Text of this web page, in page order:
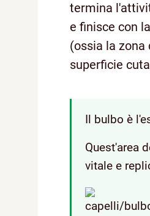
termina
e finisce con
(ossia la
superficie
Il bulbo è
Quest'area
vitale e
capelli/